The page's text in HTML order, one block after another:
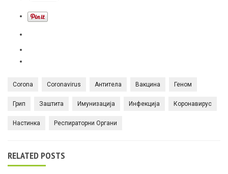
Corona Coronavirus Антитела Вакцина Геном
Грип Заштита Имунизација Инфекција Коронавирус
Настинка Респираторни Органи
RELATED POSTS